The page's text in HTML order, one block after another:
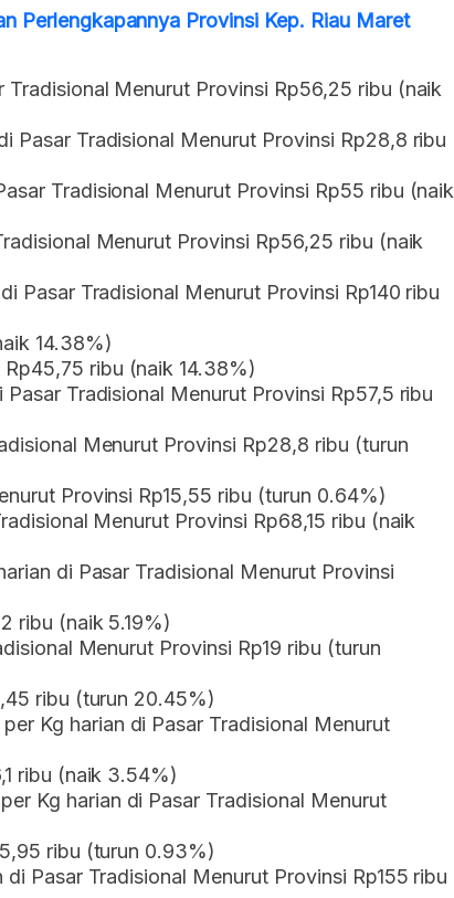
Perlengkapannya Provinsi Kep. Riau Maret
Tradisional Menurut Provinsi Rp56,25 ribu (naik
Pasar Tradisional Menurut Provinsi Rp28,8 ribu
Tradisional Menurut Provinsi Rp55 ribu (naik
Menurut Provinsi Rp56,25 ribu (naik
Pasar Tradisional Menurut Provinsi Rp140 ribu
14.38%)
ribu (naik 14.38%)
Tradisional Menurut Provinsi Rp57,5 ribu
Menurut Provinsi Rp28,8 ribu (turun
Provinsi Rp15,55 ribu (turun 0.64%)
Menurut Provinsi Rp68,15 ribu (naik
di Pasar Tradisional Menurut Provinsi
ribu (naik 5.19%)
Menurut Provinsi Rp19 ribu (turun
ribu (turun 20.45%)
Kg harian di Pasar Tradisional Menurut
ribu (naik 3.54%)
Kg harian di Pasar Tradisional Menurut
ribu (turun 0.93%)
Pasar Tradisional Menurut Provinsi Rp155 ribu